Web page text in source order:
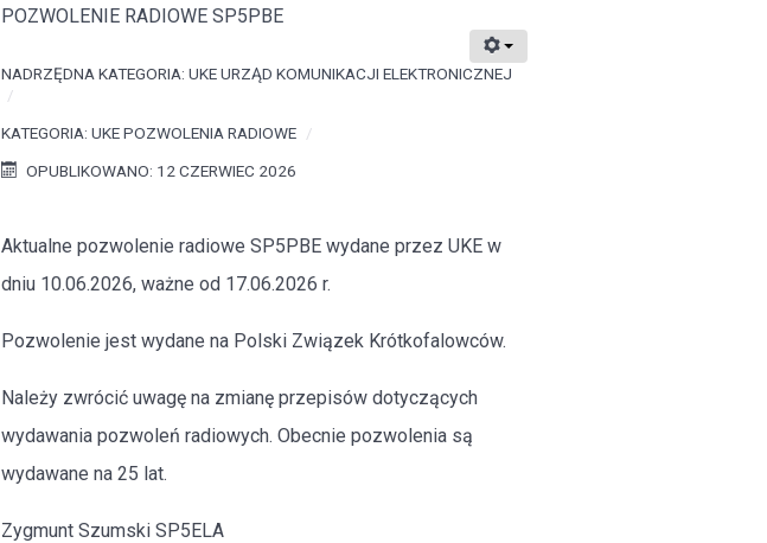
POZWOLENIE RADIOWE SP5PBE
NADRZĘDNA KATEGORIA:UKE URZĄD KOMUNIKACJI ELEKTRONICZNEJ
KATEGORIA:UKE POZWOLENIA RADIOWE
OPUBLIKOWANO: 12 CZERWIEC 2026
Aktualne pozwolenie radiowe SP5PBE wydane przez UKE w
dniu 10.06.2026, ważne od 17.06.2026 r.
Pozwolenie jest wydane na Polski Związek Krótkofalowców.
Należy zwrócić uwagę na zmianę przepisów dotyczących
wydawania pozwoleń radiowych. Obecnie pozwolenia są
wydawane na 25 lat.
Zygmunt Szumski SP5ELA